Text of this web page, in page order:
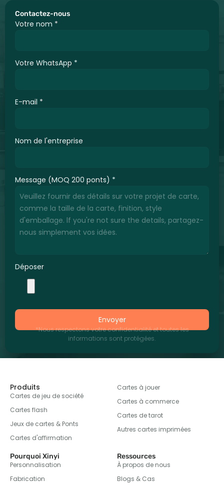
Contactez-nous
Votre nom *
Votre WhatsApp *
E-mail *
Nom de l'entreprise
Message (MOQ 200 ponts) *
Déposer
Envoyer
*Nous respectons votre confidentialité et toutes les
informations sont protégées.
Produits
Cartes de jeu de société
Cartes flash
Jeux de cartes & Ponts
Cartes d'affirmation
Cartes à jouer
Cartes à commerce
Cartes de tarot
Autres cartes imprimées
Pourquoi Xinyi
Personnalisation
Fabrication
Ressources
À propos de nous
Blogs & Cas